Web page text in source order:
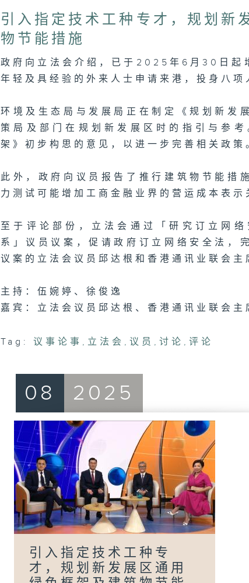
23
minutes,
7
secondsVolume
引入指定技术工种专才，规划新
物节能措施
政府向立法会介绍，已于2025年6月30日起
年轻及具经验的外来人士申请来港，投身八项
环境及生态局与发展局正在制定《规划新发
策局及部门在规划新发展区时的指引与参
架》初步构思的意见，以进一步完善相关政策
此外，政府向议员报告了推行建筑物节能措
力测试可能增加工商金融业界的营运成本表示
至于评论部份，立法会通过「研究订立网
系」议员议案，促请政府订立网络安全法，
议案的立法会议员邱达根和香港通讯业联会主
主持：伍婉婷、徐俊逸
嘉宾：立法会议员邱达根、香港通讯业联会主
Tag: 议事论事 , 立法会 , 议员 , 讨论 , 评论
08 2025
引入指定技术工种专
才，规划新发展区通用